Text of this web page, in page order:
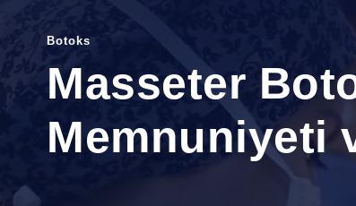
Botoks
Masseter
Memnuniyeti